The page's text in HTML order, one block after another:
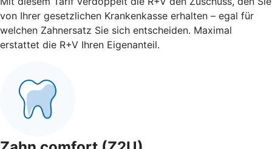
von Ihrer gesetzlichen Krankenkasse erhalten – egal für
welchen Zahnersatz Sie sich entscheiden. Maximal
erstattet die R+V Ihren Eigenanteil.